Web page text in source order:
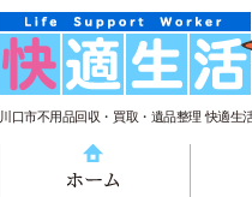
川口市不用品回収・買取・遺品整理 快適生